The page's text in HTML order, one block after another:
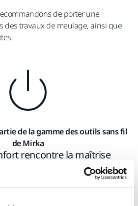
de porter une
des travaux de meulage, ainsi que
de la gamme des outils sans fil
de Mirka
rencontre la maîtrise
d'ergonomie et de facilité